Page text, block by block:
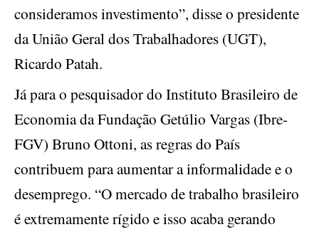
consideramos investimento”, disse o presidente
da União Geral dos Trabalhadores (UGT),
Ricardo Patah.
Já para o pesquisador do Instituto Brasileiro de
Economia da Fundação Getúlio Vargas (Ibre-
FGV) Bruno Ottoni, as regras do País
contribuem para aumentar a informalidade e o
desemprego. “O mercado de trabalho brasileiro
é extremamente rígido e isso acaba gerando